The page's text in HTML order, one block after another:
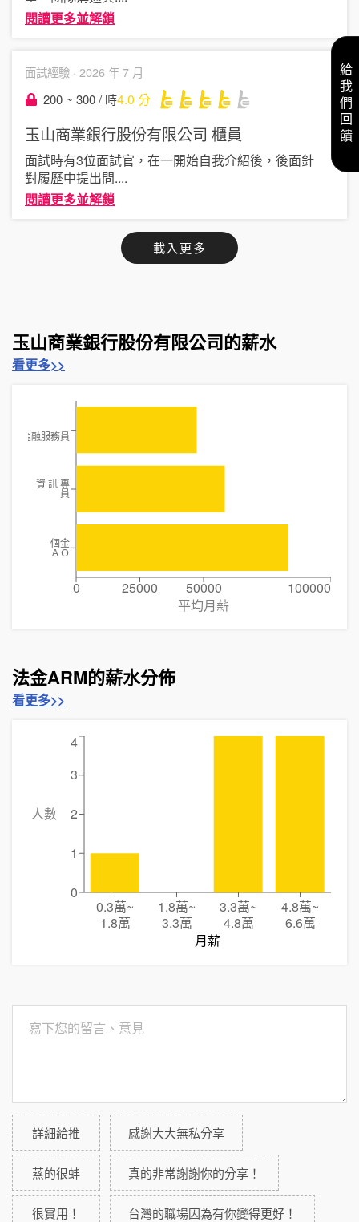
閱讀更多並解鎖
面試經驗 · 2026 年 7 月
200 ~ 300 / 時4.0 分
玉山商業銀行股份有限公司 櫃員
面試時有3位面試官，在一開始自我介紹後，後面針
對履歷中提出問....
閱讀更多並解鎖
載入更多
玉山商業銀行股份有限公司的薪水
看更多>>
0 25000 50000
100000
平均月薪
金融服務員
資 訊 專
員
個金
ＡＯ
法金ARM的薪水分佈
看更多>>
0.3萬~
1.8萬
1.8萬~
3.3萬
3.3萬~
4.8萬
4.8萬~
6.6萬
月薪
0
1
2
3
4
人數
詳細給推 感謝大大無私分享
蒸的很蚌 真的非常謝謝你的分享！
很實用！ 台灣的職場因為有你變得更好！
給我們回饋